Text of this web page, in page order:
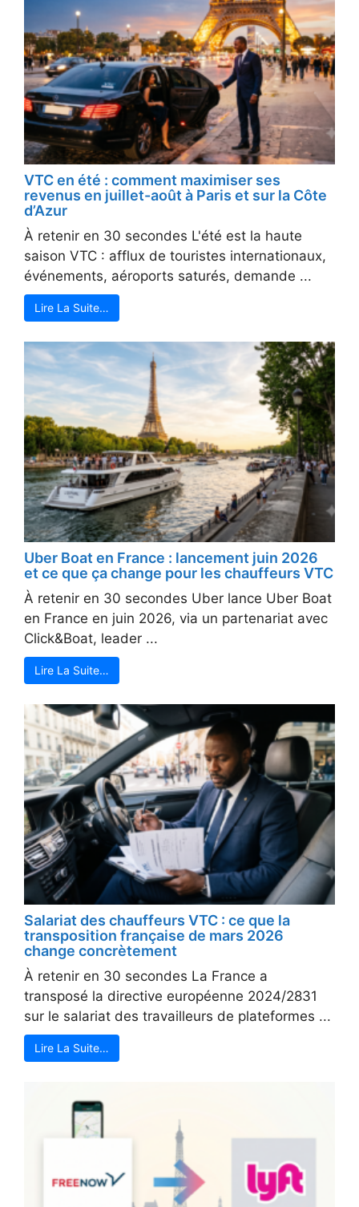
VTC en été : comment maximiser ses
revenus en juillet-août à Paris et sur la Côte
d’Azur
À retenir en 30 secondes L'été est la haute
saison VTC : afflux de touristes internationaux,
événements, aéroports saturés, demande ...
Lire La Suite…
Uber Boat en France : lancement juin 2026
et ce que ça change pour les chauffeurs VTC
À retenir en 30 secondes Uber lance Uber Boat
en France en juin 2026, via un partenariat avec
Click&Boat, leader ...
Lire La Suite…
Salariat des chauffeurs VTC : ce que la
transposition française de mars 2026
change concrètement
À retenir en 30 secondes La France a
transposé la directive européenne 2024/2831
sur le salariat des travailleurs de plateformes ...
Lire La Suite…